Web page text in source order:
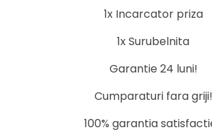
1x Incarcator priza
1x Surubelnita
Garantie 24 luni!
Cumparaturi fara griji!
100% garantia